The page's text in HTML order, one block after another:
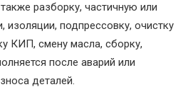
разборку, частичную или
подпрессовку, очистку
КИП, смену масла, сборку,
после аварий или
деталей.